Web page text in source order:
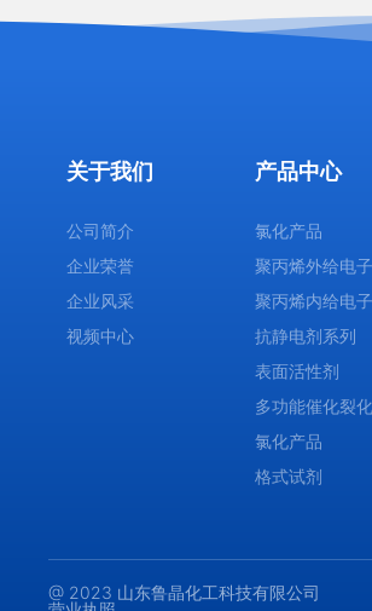
关于我们
公司简介
企业荣誉
企业风采
视频中心
产品中心
氯化产品
聚丙烯外给电
聚丙烯内给电
抗静电剂系列
表面活性剂
多功能催化裂
氯化产品
格式试剂
@ 2023 山东鲁晶化工科技有限公司